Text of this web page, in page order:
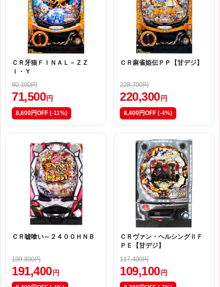
ＣＲ牙狼ＦＩＮＡＬ－ＺＺ
Ｉ・Ｙ
80,100円
71,500 円
8,600円OFF (-11%)
ＣＲ麻雀姫伝ＰＰ【甘デジ】
228,700円
220,300 円
8,400円OFF (-4%)
ＣＲ嘘喰い～２４００ＨＮＢ
199,800円
191,400 円
ＣＲヴァン・ヘルシングⅡＦ
ＰＥ【甘デジ】
117,400円
109,100 円